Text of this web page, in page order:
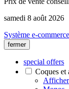
samedi 8 août 2026
Système e-
fermer
special offers
Coques et
Afficher